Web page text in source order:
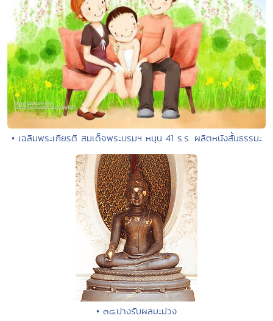
• เฉลิมพระเกียรติ สมเด็จพระบรมฯ หนุน 41 ร.ร. ผลิตหนังสั้นธรรมะ
• ๓๘.ปางรับผลมะม่วง